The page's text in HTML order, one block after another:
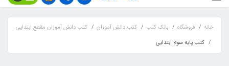
خانه فروشگاه بانک کتب کتب دانش آموزان
کتب دانش آموزان مقطع ابتدایی
کتب پایه سوم ابتدایی